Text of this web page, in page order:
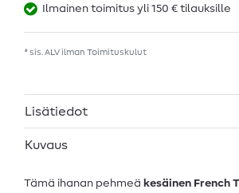
Ilmainen toimitus yli 150 € tilauksille
* sis. ALV ilman Toimituskulut
Lisätiedot
Kuvaus
Tämä ihanan pehmeä kesäinen French